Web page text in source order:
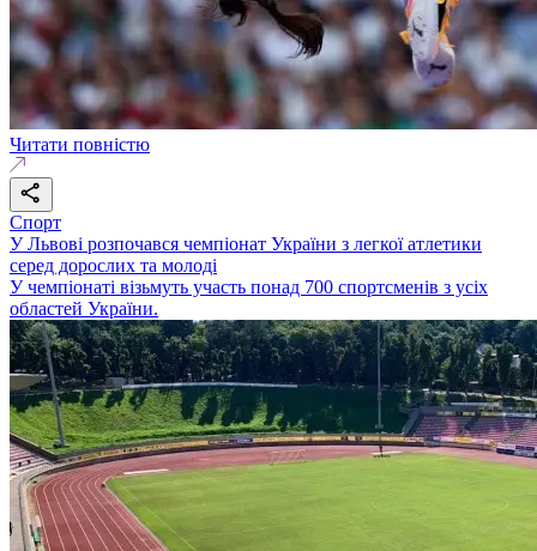
Читати повністю
Спорт
У Львові розпочався чемпіонат України з легкої атлетики
серед дорослих та молоді
У чемпіонаті візьмуть участь понад 700 спортсменів з усіх
областей України.